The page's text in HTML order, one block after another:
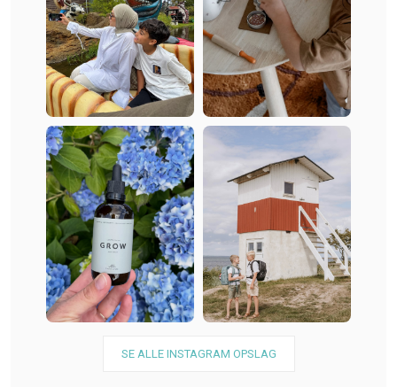
SE ALLE INSTAGRAM OPSLAG